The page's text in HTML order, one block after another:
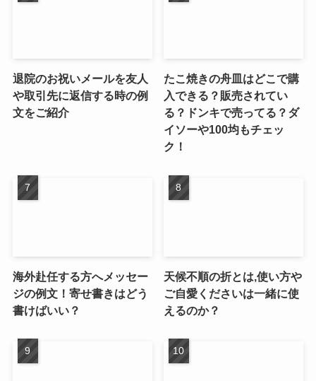
退院のお祝いメールを友人
や取引先に返信する時の例
文をご紹介
たこ焼きの舟皿はどこで購
入できる？販売されてい
る？ドンキで売ってる？ダ
イソーや100均もチェッ
ク！
海外赴任する方へメッセー
ジの例文！寄せ書きはどう
書けばいい？
天候不順の折とは,使い方や
ご自愛くださいは一緒に使
えるのか？